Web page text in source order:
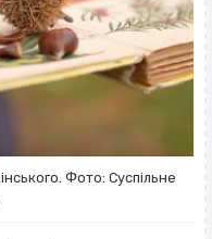
Фото: Суспільне